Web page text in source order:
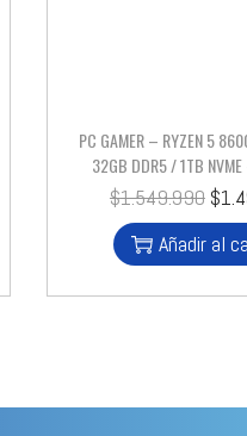
PC GAMER – RYZEN 5
32GB DDR5 / 1TB
$1.549.990 $
Añadir al